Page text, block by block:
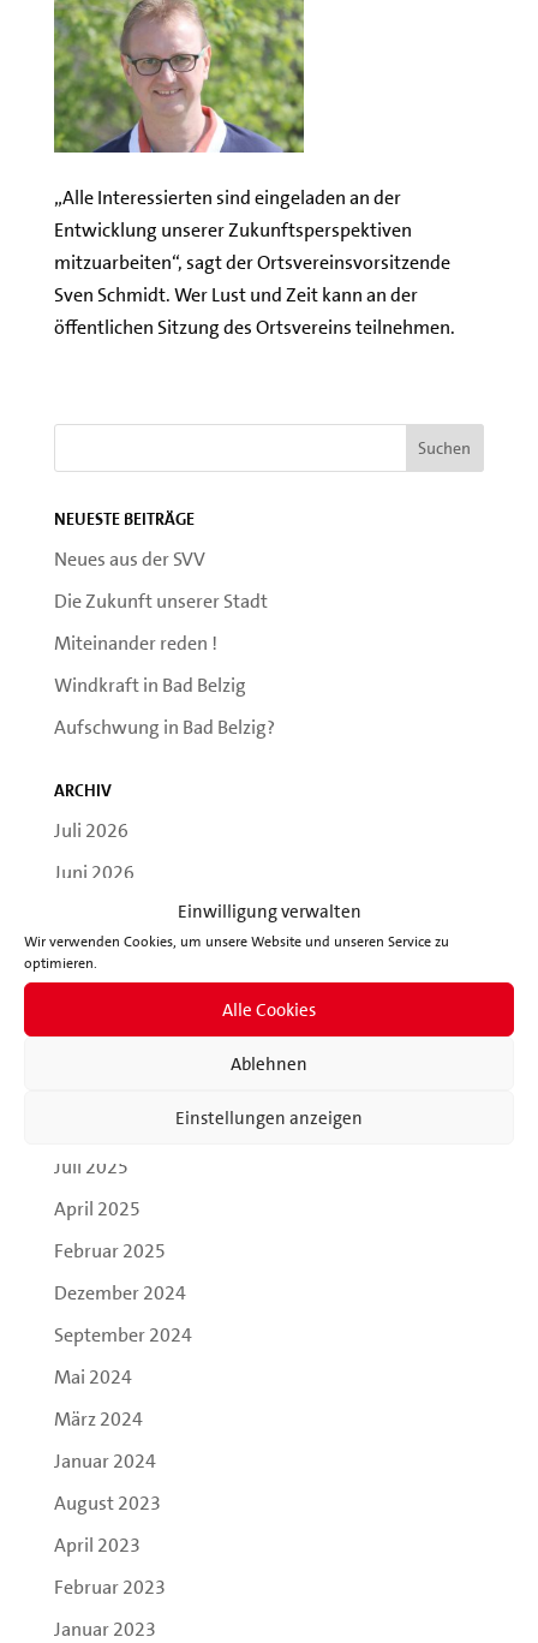
Einwilligung verwalten
Wir verwenden Cookies, um unsere Website und unseren Service zu
optimieren.
Alle Cookies
Ablehnen
Einstellungen anzeigen
„Alle Interessierten sind eingeladen an der
Entwicklung unserer Zukunftsperspektiven
mitzuarbeiten“, sagt der Ortsvereinsvorsitzende
Sven Schmidt. Wer Lust und Zeit kann an der
öffentlichen Sitzung des Ortsvereins teilnehmen.
Neueste Beiträge
Neues aus der SVV
Die Zukunft unserer Stadt
Miteinander reden !
Windkraft in Bad Belzig
Aufschwung in Bad Belzig?
Archiv
Juli 2026
Juni 2026
April 2026
Oktober 2025
Juli 2025
April 2025
Februar 2025
Dezember 2024
September 2024
Mai 2024
März 2024
Januar 2024
August 2023
April 2023
Februar 2023
Januar 2023